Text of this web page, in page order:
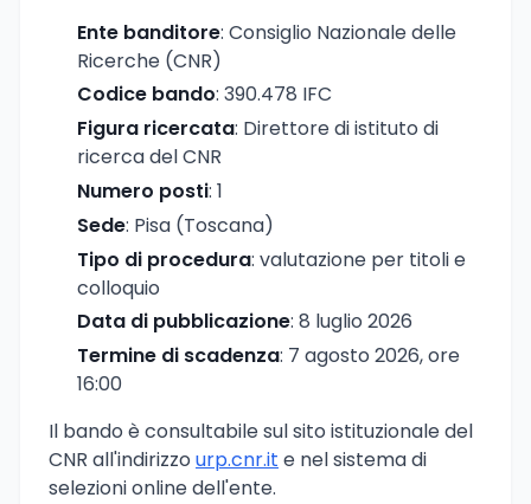
Ente banditore: Consiglio Nazionale delle
Ricerche (CNR)
Codice bando: 390.478 IFC
Figura ricercata: Direttore di istituto di
ricerca del CNR
Numero posti: 1
Sede: Pisa (Toscana)
Tipo di procedura: valutazione per titoli e
colloquio
Data di pubblicazione: 8 luglio 2026
Termine di scadenza: 7 agosto 2026, ore
16:00
Il bando è consultabile sul sito istituzionale del
CNR all'indirizzo urp.cnr.it e nel sistema di
selezioni online dell'ente.